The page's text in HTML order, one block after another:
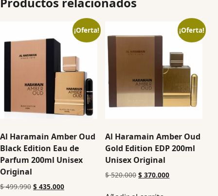
¡Oferta!
Al Haramain Amber Oud
Black Edition Eau de
Parfum 200ml Unisex
Original
$499.990 $ 435.000
¡Oferta!
Al Haramain Amber Oud
Gold Edition EDP 200ml
Unisex Original
$520.000 $ 370.000